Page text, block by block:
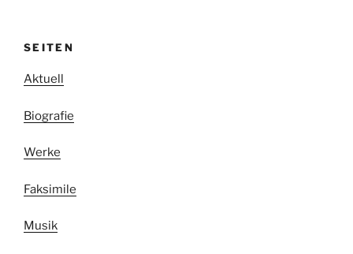
SEITEN
Aktuell
Biografie
Werke
Faksimile
Musik